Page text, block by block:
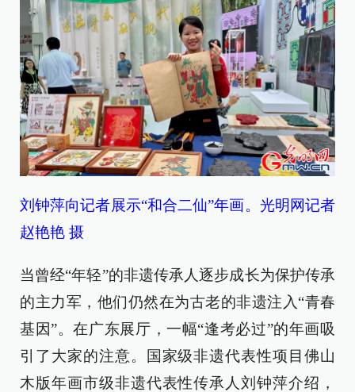
刘钟萍向记者展示“和合二仙”年画。光明网记者
赵艳艳 摄
当曾经“年轻”的非遗传承人逐步成长为保护传承
的主力军，他们仍然在为古老的非遗注入“青春
基因”。在广东展厅，一幅“逢考必过”的年画吸
引了大家的注意。国家级非遗代表性项目佛山
木版年画市级非遗代表性传承人刘钟萍介绍，